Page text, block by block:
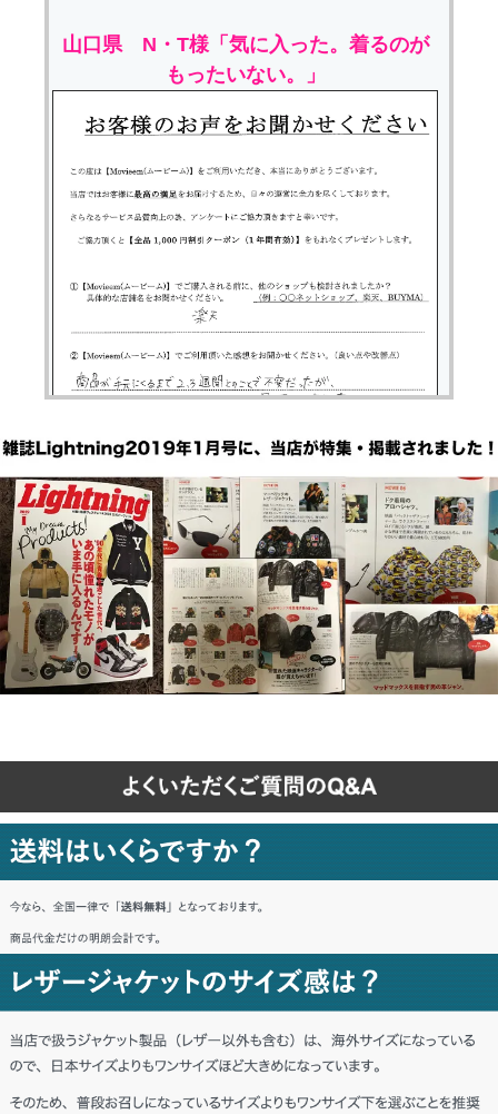
山口県 N・T様「気に入った。着るのが
もったいない。」
熊本県 H・I様「思ったよりしっかりして